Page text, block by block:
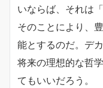
いならば、それは
そのことにより、
能とするのだ。デ
将来の理想的な哲
てもいいだろう。